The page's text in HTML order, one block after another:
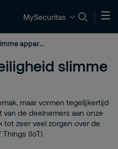
MySecuritas
Zorgen over veiligheid slimme apparaten
slimme
maar vormen tegelijkertijd
de deelnemers aan onze
tot zeer veel zorgen over de
(IoT)